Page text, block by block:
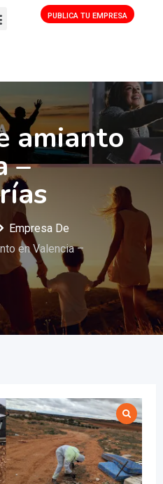
PUBLICA TU EMPRESA
amianto
–
Empresa De
en Valencia –